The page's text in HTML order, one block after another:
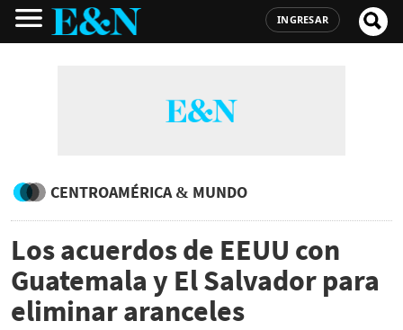
INGRESAR
CENTROAMÉRICA & MUNDO
Los acuerdos de EEUU con
Guatemala y El Salvador para
eliminar aranceles